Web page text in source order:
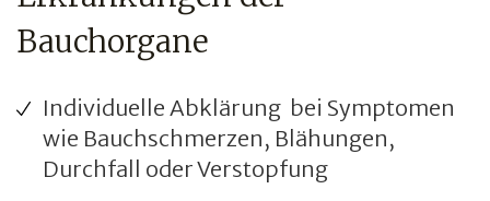
Bauchorgane
Individuelle Abklärung bei Symptomen
wie Bauchschmerzen, Blähungen,
Durchfall oder Verstopfung